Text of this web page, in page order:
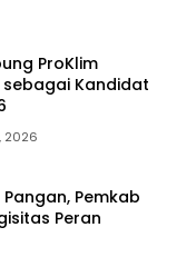
ProKlim
Kandidat
2026
Pemkab
Peran